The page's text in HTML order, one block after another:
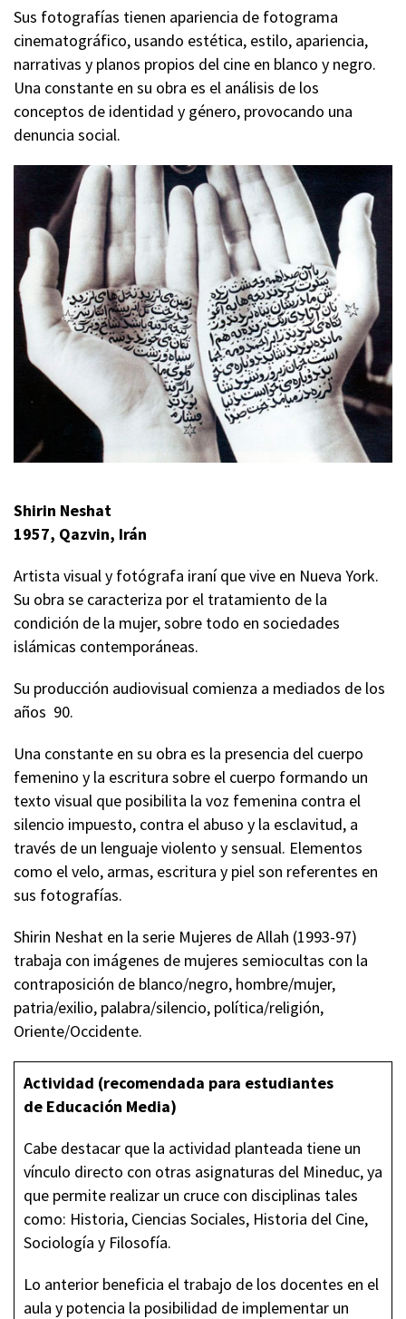
Sus fotografías tienen apariencia de fotograma
cinematográfico, usando estética, estilo, apariencia,
narrativas y planos propios del cine en blanco y negro.
Una constante en su obra es el análisis de los
conceptos de identidad y género, provocando una
denuncia social.
Shirin Neshat
1957, Qazvin, Irán
Artista visual y fotógrafa iraní que vive en Nueva York.
Su obra se caracteriza por el tratamiento de la
condición de la mujer, sobre todo en sociedades
islámicas contemporáneas.
Su producción audiovisual comienza a mediados de los
años 90.
Una constante en su obra es la presencia del cuerpo
femenino y la escritura sobre el cuerpo formando un
texto visual que posibilita la voz femenina contra el
silencio impuesto, contra el abuso y la esclavitud, a
través de un lenguaje violento y sensual. Elementos
como el velo, armas, escritura y piel son referentes en
sus fotografías.
Shirin Neshat en la serie Mujeres de Allah (1993-97)
trabaja con imágenes de mujeres semiocultas con la
contraposición de blanco/negro, hombre/mujer,
patria/exilio, palabra/silencio, política/religión,
Oriente/Occidente.
Actividad (recomendada para estudiantes
de Educación Media)
Cabe destacar que la actividad planteada tiene un
vínculo directo con otras asignaturas del Mineduc, ya
que permite realizar un cruce con disciplinas tales
como: Historia, Ciencias Sociales, Historia del Cine,
Sociología y Filosofía.
Lo anterior beneficia el trabajo de los docentes en el
aula y potencia la posibilidad de implementar un